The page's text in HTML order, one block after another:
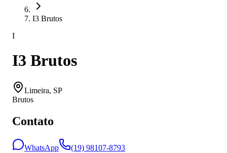
I3 Brutos
I
I3 Brutos
Limeira, SP
Brutos
Contato
WhatsApp (19) 98107-8793